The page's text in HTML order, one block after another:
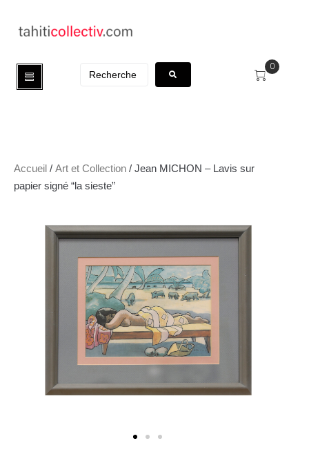
0
Accueil / Art et Collection / Jean MICHON – Lavis sur
papier signé “la sieste”